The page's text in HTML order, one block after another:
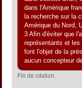
dans l'Amérique
la recherche sur la
Amérique du Nord,
3 Afin d'éviter que
représentants et
font l'objet de la
aucun concepteur
Fin de citation.